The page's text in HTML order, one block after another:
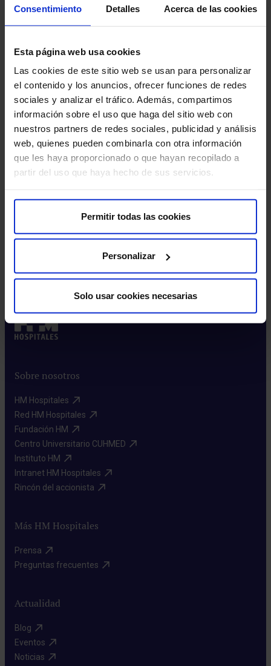
Consentimiento Detalles Acerca de las cookies
Esta página web usa cookies
Las cookies de este sitio web se usan para personalizar
el contenido y los anuncios, ofrecer funciones de redes
sociales y analizar el tráfico. Además, compartimos
información sobre el uso que haga del sitio web con
nuestros partners de redes sociales, publicidad y análisis
web, quienes pueden combinarla con otra información
que les haya proporcionado o que hayan recopilado a
partir del uso que haya hecho de sus servicios.
Permitir todas las cookies
Personalizar
Solo usar cookies necesarias
5 beneficios de la cirugía robótica Da Vinci
en la operación de próstata
difícil, y elegir el tratamiento adecuado es una decisión
Cirugía Robótica
Leer más
Sobre nosotros
HM Hospitales​
Red HM Hospitales​
Fundación HM​
Centro Universitario CUHMED​
Instituto HM​
Intranet HM Hospitales​
Rincón del accionista​
Más HM Hospitales
Prensa​
Preguntas frecuentes​
Actualidad
Blog​
Eventos​
Noticias​